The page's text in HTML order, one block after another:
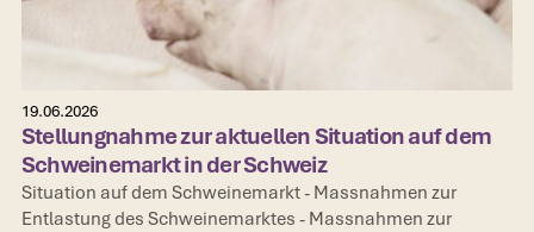
19.06.2026
Stellungnahme zur aktuellen Situation auf dem
Schweinemarkt in der Schweiz
Situation auf dem Schweinemarkt‍ - Massnahmen zur
Entlastung des Schweinemarktes‍ - Massnahmen zur